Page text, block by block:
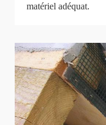
matériel adéquat.